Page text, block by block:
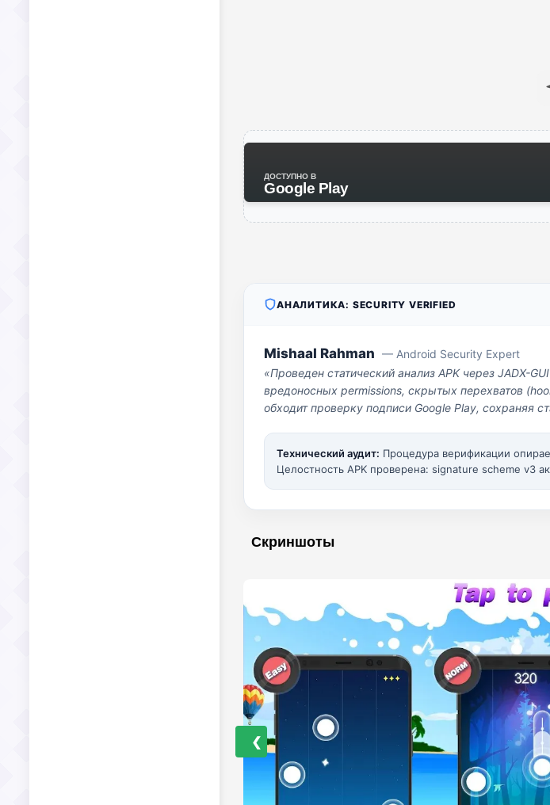
ДОСТУПНО В
Google Play
АНАЛИТИКА: SECURITY VERIFIED
Mishaal Rahman — Android Security Expert
«Проведен статический анализ APK через JADX-
вредоносных permissions, скрытых перехватов
обходит проверку подписи Google Play, сохраняя
Технический аудит: Процедура верификации
Целостность APK проверена: signature scheme v3
Скриншоты
❮